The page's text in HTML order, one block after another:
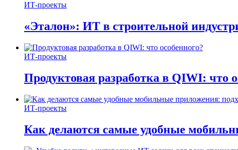
ИТ-проекты
«Эталон»: ИТ в строительной
ИТ-проекты
Продуктовая разработка в QIWI: что
ИТ-проекты
Как делаются самые удобные